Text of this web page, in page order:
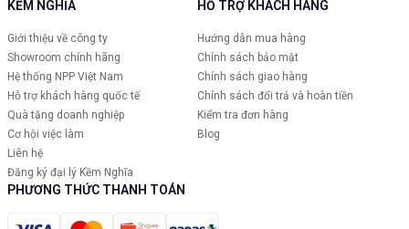
KỀM NGHĨA
Giới thiệu về công ty
Showroom chính hãng
Hệ thống NPP Việt Nam
Hỗ trợ khách hàng quốc tế
Quà tặng doanh nghiệp
Cơ hội việc làm
Liên hệ
Đăng ký đại lý Kềm Nghĩa
HỖ TRỢ KHÁCH HÀNG
Hướng dẫn mua hàng
Chính sách bảo mật
Chính sách giao hàng
Chính sách đổi trả và hoàn tiền
Kiểm tra đơn hàng
Blog
PHƯƠNG THỨC THANH TOÁN